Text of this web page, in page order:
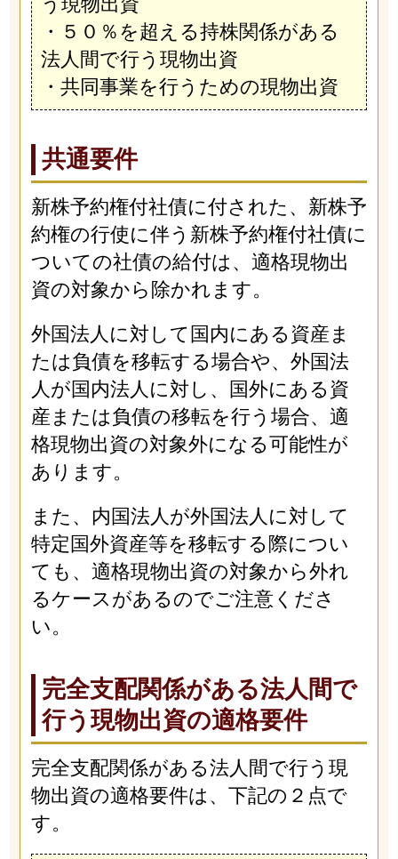
・５０％を超える持株関係がある
法人間で行う現物出資
・共同事業を行うための現物出資
共通要件
新株予約権付社債に付された、新株予
約権の行使に伴う新株予約権付社債に
ついての社債の給付は、適格現物出
資の対象から除かれます。
外国法人に対して国内にある資産ま
たは負債を移転する場合や、外国法
人が国内法人に対し、国外にある資
産または負債の移転を行う場合、適
格現物出資の対象外になる可能性が
あります。
また、内国法人が外国法人に対して
特定国外資産等を移転する際につい
ても、適格現物出資の対象から外れ
るケースがあるのでご注意くださ
い。
完全支配関係がある法人間で
行う現物出資の適格要件
完全支配関係がある法人間で行う現
物出資の適格要件は、下記の２点で
す。